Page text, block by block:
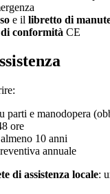
e il libretto di
conformità CE
parti e manodopera
ore
10 anni
annuale
di assistenza locale: